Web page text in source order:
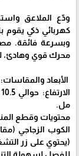
ودّع الملاعق
كهربائي ذكي يقوم
وبسرعة فائقة.
محرك قوي وهادئ،
الأبعاد والمقاسات:
مل.
محتويات وقطع
الكوب الزجاجي
(يحتوي على زر